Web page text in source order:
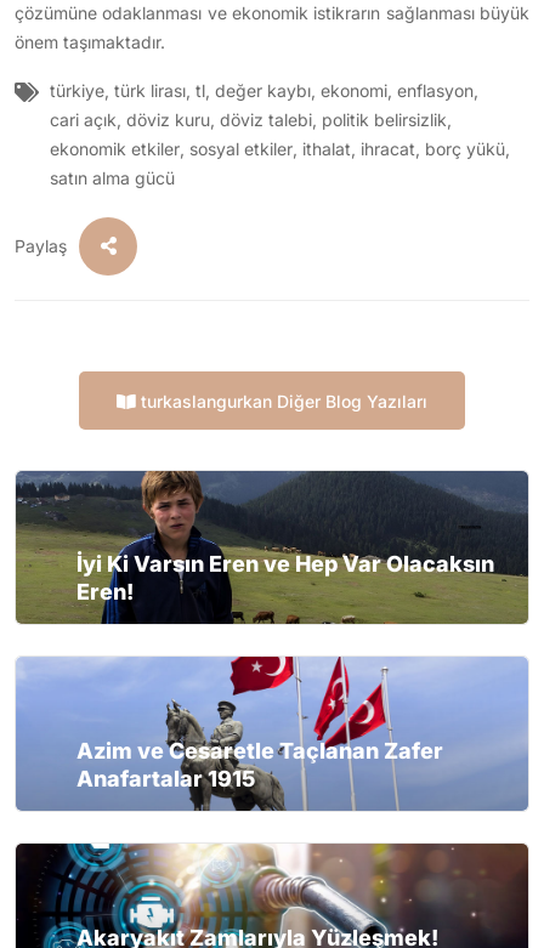
çözümüne odaklanması ve ekonomik istikrarın sağlanması büyük
önem taşımaktadır.
türkiye, türk lirası, tl, değer kaybı, ekonomi, enflasyon,
cari açık, döviz kuru, döviz talebi, politik belirsizlik,
ekonomik etkiler, sosyal etkiler, ithalat, ihracat, borç yükü,
satın alma gücü
Paylaş
turkaslangurkan Diğer Blog Yazıları
İyi Ki Varsın Eren ve Hep Var Olacaksın
Eren!
Azim ve Cesaretle Taçlanan Zafer
Anafartalar 1915
Akaryakıt Zamlarıyla Yüzleşmek!